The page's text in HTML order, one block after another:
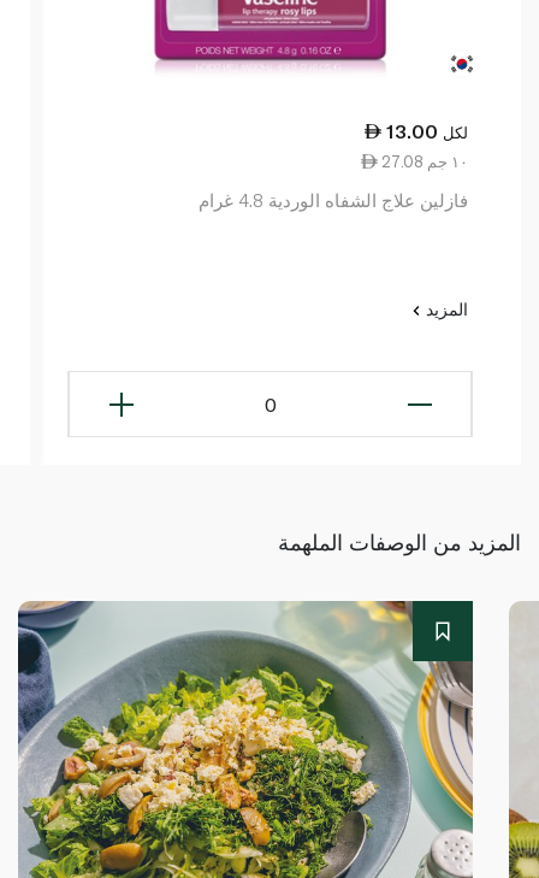
13.00 لكل
27.08 ١٠ جم
فازلين علاج الشفاه الوردية 4.8 غرام
المزيد
0
المزيد من الوصفات الملهمة